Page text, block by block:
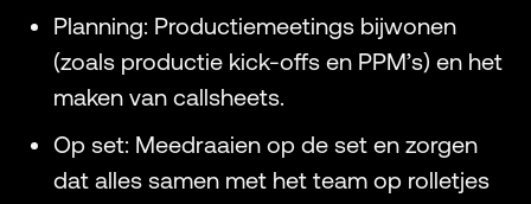
Planning: Productiemeetings bijwonen
(zoals productie kick-offs en PPM’s) en het
maken van callsheets.
Op set: Meedraaien op de set en zorgen
dat alles samen met het team op rolletjes